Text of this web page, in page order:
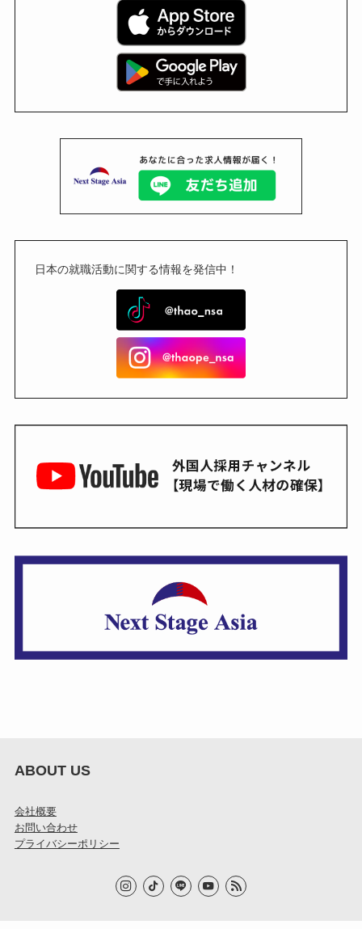
日本の就職活動に関する情報を発信中！
ABOUT US
会社概要
お問い合わせ
プライバシーポリシー